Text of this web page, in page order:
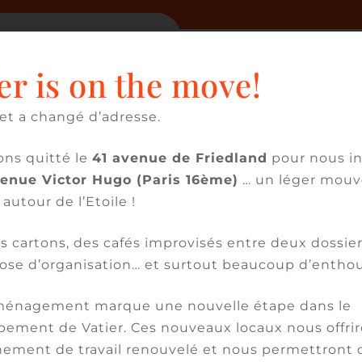
la confiance naît
c’est une histoire, une histoire de plus de 40
nouvelle aventure née d’une restructuration
volonté d’affirmer la transversalité de nos
des offres pluridisciplinaires et
volonté d’ancrer notre positionnement
au cabinet des équipes de ASTINE,
des activités auprès de clients
is on the move!
a changé d’adresse.
quitté le 41 avenue de Friedland pour nous
Victor Hugo (Paris 16ème) … un léger
de l’Etoile !
cartons, des cafés improvisés entre deux
d’organisation… et surtout beaucoup
marque une nouvelle étape dans le
de Vatier. Ces nouveaux locaux nous
de travail renouvelé et nous permettront